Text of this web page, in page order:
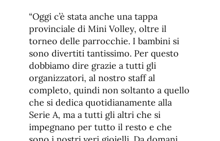
“Oggi c’è stata anche una tappa
provinciale di Mini Volley, oltre il
torneo delle parrocchie. I bambini si
sono divertiti tantissimo. Per questo
dobbiamo dire grazie a tutti gli
organizzatori, al nostro staff al
completo, quindi non soltanto a quello
che si dedica quotidianamente alla
Serie A, ma a tutti gli altri che si
impegnano per tutto il resto e che